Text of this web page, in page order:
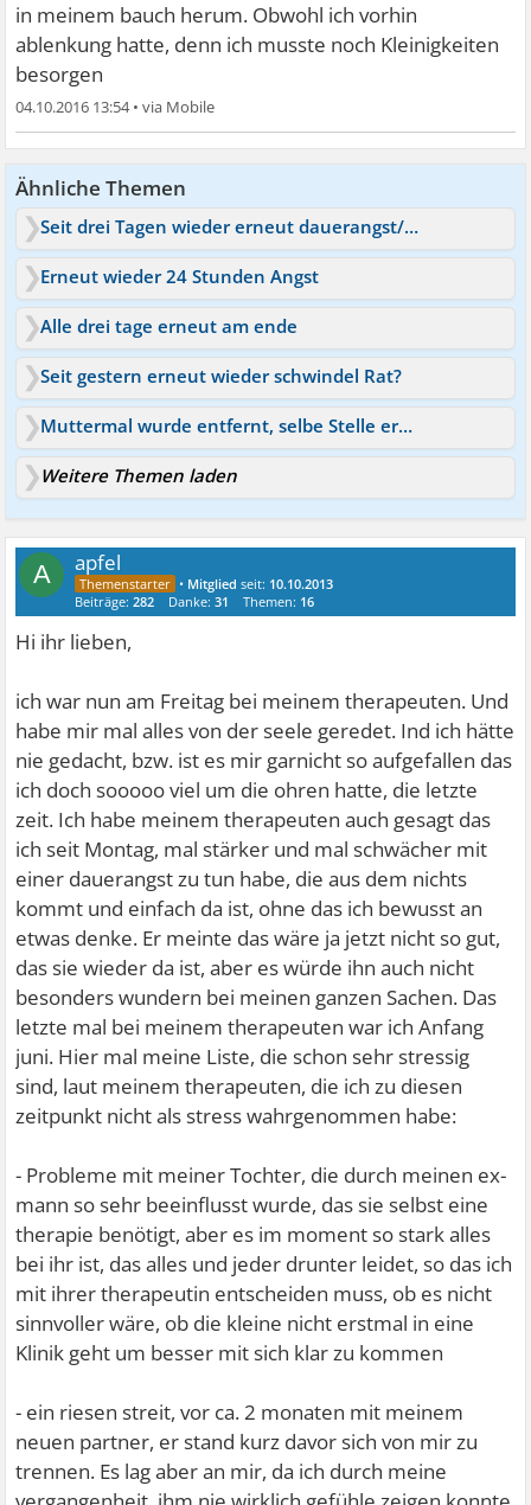
in meinem bauch herum. Obwohl ich vorhin
ablenkung hatte, denn ich musste noch Kleinigkeiten
besorgen
04.10.2016 13:54•
Ähnliche Themen
Seit drei Tagen wieder erneut dauerangst/symptome
Erneut wieder 24 Stunden Angst
Alle drei tage erneut am ende
Seit gestern erneut wieder schwindel Rat?
Muttermal wurde entfernt, selbe Stelle erneut - Hautkrebs?
Weitere Themen laden
A apfel
• Mitglied seit: 10.10.2013
Beiträge:282 Danke:31 Themen: 16
Hi ihr lieben,
ich war nun am Freitag bei meinem therapeuten. Und
habe mir mal alles von der seele geredet. Ind ich hätte
nie gedacht, bzw. ist es mir garnicht so aufgefallen das
ich doch sooooo viel um die ohren hatte, die letzte
zeit. Ich habe meinem therapeuten auch gesagt das
ich seit Montag, mal stärker und mal schwächer mit
einer dauerangst zu tun habe, die aus dem nichts
kommt und einfach da ist, ohne das ich bewusst an
etwas denke. Er meinte das wäre ja jetzt nicht so gut,
das sie wieder da ist, aber es würde ihn auch nicht
besonders wundern bei meinen ganzen Sachen. Das
letzte mal bei meinem therapeuten war ich Anfang
juni. Hier mal meine Liste, die schon sehr stressig
sind, laut meinem therapeuten, die ich zu diesen
zeitpunkt nicht als stress wahrgenommen habe:
- Probleme mit meiner Tochter, die durch meinen ex-
mann so sehr beeinflusst wurde, das sie selbst eine
therapie benötigt, aber es im moment so stark alles
bei ihr ist, das alles und jeder drunter leidet, so das ich
mit ihrer therapeutin entscheiden muss, ob es nicht
sinnvoller wäre, ob die kleine nicht erstmal in eine
Klinik geht um besser mit sich klar zu kommen
- ein riesen streit, vor ca. 2 monaten mit meinem
neuen partner, er stand kurz davor sich von mir zu
trennen. Es lag aber an mir, da ich durch meine